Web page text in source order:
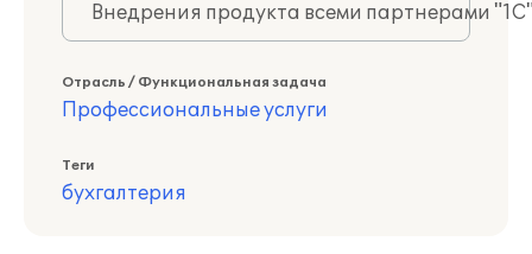
Внедрения продукта всеми партнерами
Отрасль / Функциональная задача
Профессиональные услуги
Теги
бухгалтерия